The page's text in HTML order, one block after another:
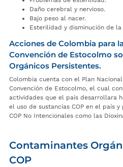
Daño cerebral y nervioso.
Bajo peso al nacer.
Esterilidad y disminución de
Acciones de Colombia para
Convención de Estocolmo
Orgánicos Persistentes.
Colombia cuenta con el Plan
Convención de Estocolmo, el cual
actividades que el país desarrollara
el uso de sustancias COP en el país
COP No Intencionales como las
Contaminantes
COP